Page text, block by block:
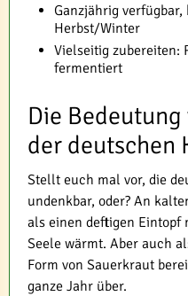
Ganzjährig
Herbst/Winter
Vielseitig zubereiten:
fermentiert
Die
der deutschen
Stellt euch mal vor, die
undenkbar, oder? An
als einen deftigen Eintopf
Seele wärmt. Aber auch
Form von Sauerkraut
ganze Jahr über.